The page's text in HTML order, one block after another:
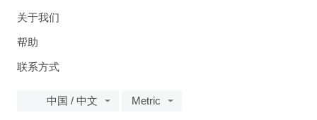
关于我们
帮助
联系方式
中国 / 中文 Metric